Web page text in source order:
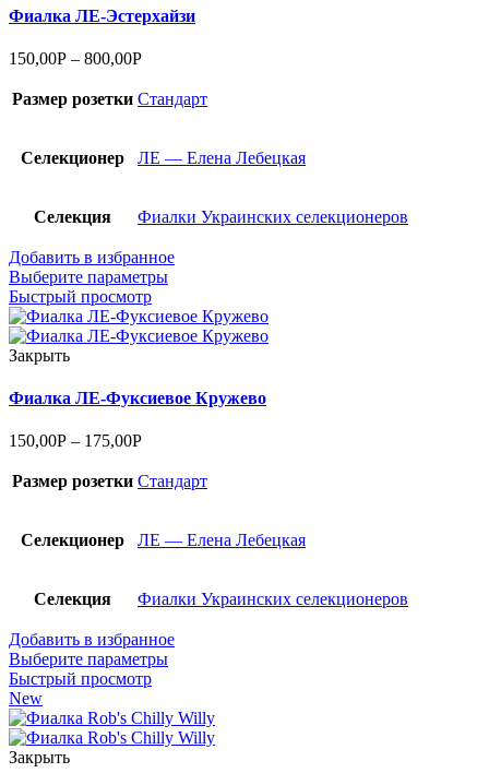
Фиалка ЛЕ-Эстерхайзи
150,00Р – 800,00Р
Размер розетки Стандарт
Селекционер ЛЕ — Елена Лебецкая
Селекция Фиалки Украинских селекционеров
Добавить в избранное
Выберите параметры
Быстрый просмотр
Закрыть
Фиалка ЛЕ-Фуксиевое Кружево
150,00Р – 175,00Р
Размер розетки Стандарт
Селекционер ЛЕ — Елена Лебецкая
Селекция Фиалки Украинских селекционеров
Добавить в избранное
Выберите параметры
Быстрый просмотр
New
Закрыть